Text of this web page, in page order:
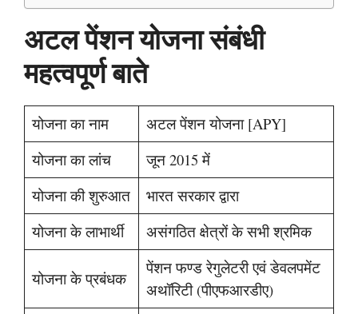
अटल पेंशन योजना संबंधी
महत्वपूर्ण बाते
योजना का नाम
अटल पेंशन योजना [APY]
योजना का लांच
जून 2015 में
योजना की शुरुआत
भारत सरकार द्वारा
योजना के लाभार्थी
असंगठित क्षेत्रों के सभी श्रमिक
योजना के प्रबंधक
पेंशन फण्ड रेगुलेटरी एवं डेवलपमेंट
अथॉरिटी (पीएफआरडीए)